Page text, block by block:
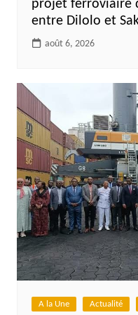
projet ferroviaire
entre Dilolo et
août 6, 2026
A la Une Actualité